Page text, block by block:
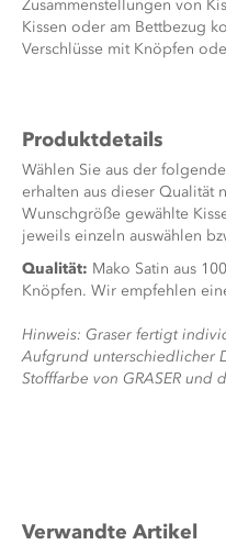
Zusammenstellungen von
Kissen oder am Bettbezug
Verschlüsse mit Knöpfen
Produktdetails
Wählen Sie aus der
erhalten aus dieser Qualität
Wunschgröße gewählte
jeweils einzeln auswählen
Qualität: Mako Satin aus
Knöpfen. Wir empfehlen
Hinweis: Graser fertigt
Aufgrund unterschiedlicher
Stofffarbe von GRASER
Verwandte Artikel